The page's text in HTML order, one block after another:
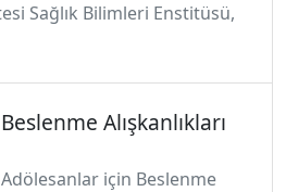
Sağlık Bilimleri Enstitüsü,
Alışkanlıkları
Adölesanlar için Beslenme